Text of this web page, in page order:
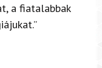
a fiatalabbak